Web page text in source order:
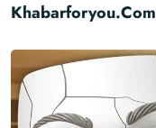
Khabarforyou.com